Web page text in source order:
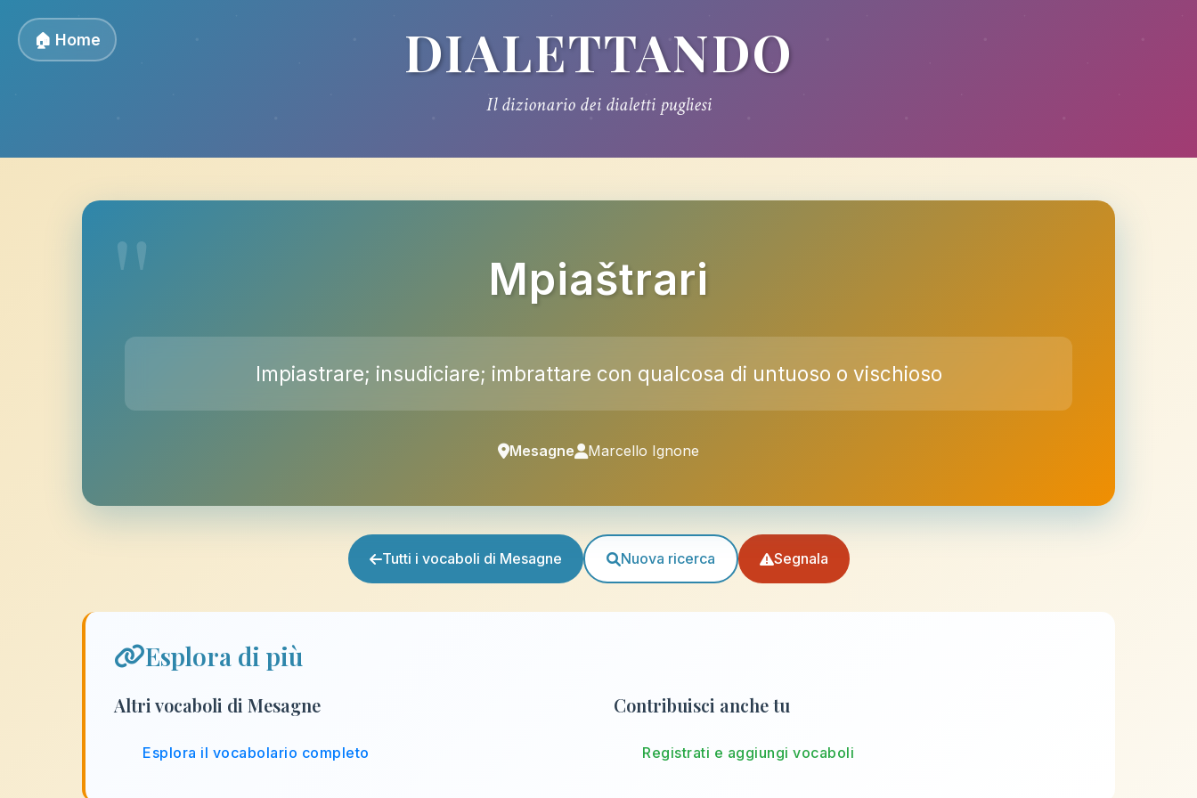
🏠 Home DIALETTANDO
Il dizionario dei dialetti pugliesi
Mpiaštrari
Impiastrare; insudiciare; imbrattare con qualcosa di untuoso o vischioso
Mesagne Marcello Ignone
Tutti i vocaboli di Mesagne Nuova ricerca Segnala
Esplora di più
Altri vocaboli di Mesagne
Esplora il vocabolario completo
Contribuisci anche tu
Registrati e aggiungi vocaboli